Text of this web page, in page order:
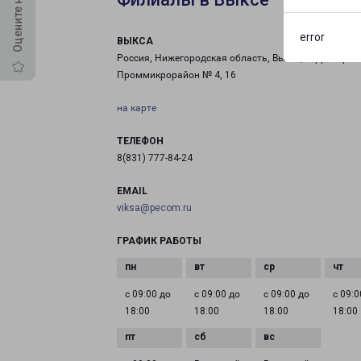
error
ВЫКСА
Россия, Нижегородская область, Выкса, территория
Проммикрорайон № 4, 16
на карте
ТЕЛЕФОН
8(831) 777-84-24
EMAIL
viksa@pecom.ru
ГРАФИК РАБОТЫ
с 09:00 до
18:00
с 09:00 до
18:00
с 09:00 до
18:00
с
18:00